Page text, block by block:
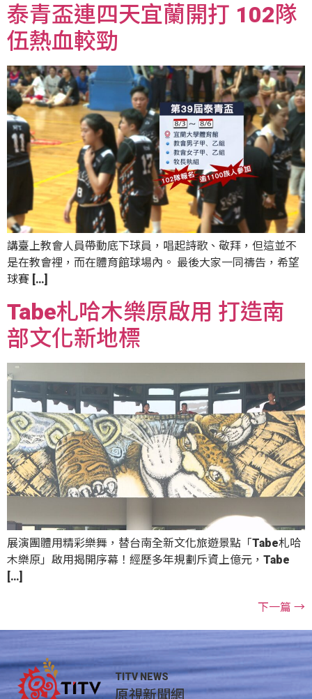
泰青盃連四天宜蘭開打 102隊
伍熱血較勁
講臺上教會人員帶動底下球員，唱起詩歌、敬拜，但這並不
是在教會裡，而在體育館球場內。 最後大家一同禱告，希望
球賽 […]
Tabe札哈木樂原啟用 打造南
部文化新地標
展演團體用精彩樂舞，替台南全新文化旅遊景點「Tabe札哈
木樂原」啟用揭開序幕！經歷多年規劃斥資上億元，Tabe
[…]
下一篇 →
TITV NEWS
原視新聞網